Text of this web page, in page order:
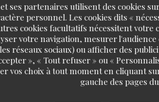
ses partenaires utilisent des cookies
personnel. Les cookies dits «
cookies facultatifs nécessitent votre
votre navigation, mesurer
réseaux sociaux) ou afficher des
», « Tout refuser » ou «
vos choix à tout moment en cliquant
gauche des pages
A EMPORTER PARIS